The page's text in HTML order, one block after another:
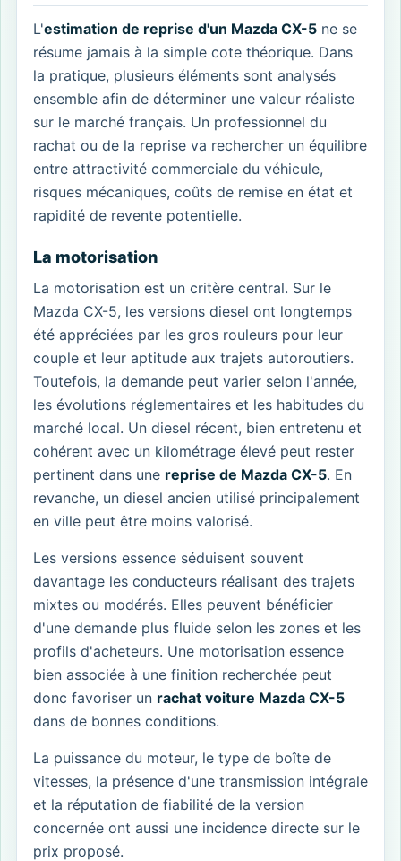
L'estimation de reprise d'un Mazda CX-5 ne se
résume jamais à la simple cote théorique. Dans
la pratique, plusieurs éléments sont analysés
ensemble afin de déterminer une valeur réaliste
sur le marché français. Un professionnel du
rachat ou de la reprise va rechercher un équilibre
entre attractivité commerciale du véhicule,
risques mécaniques, coûts de remise en état et
rapidité de revente potentielle.
La motorisation
La motorisation est un critère central. Sur le
Mazda CX-5, les versions diesel ont longtemps
été appréciées par les gros rouleurs pour leur
couple et leur aptitude aux trajets autoroutiers.
Toutefois, la demande peut varier selon l'année,
les évolutions réglementaires et les habitudes du
marché local. Un diesel récent, bien entretenu et
cohérent avec un kilométrage élevé peut rester
pertinent dans une reprise de Mazda CX-5. En
revanche, un diesel ancien utilisé principalement
en ville peut être moins valorisé.
Les versions essence séduisent souvent
davantage les conducteurs réalisant des trajets
mixtes ou modérés. Elles peuvent bénéficier
d'une demande plus fluide selon les zones et les
profils d'acheteurs. Une motorisation essence
bien associée à une finition recherchée peut
donc favoriser un rachat voiture Mazda CX-5
dans de bonnes conditions.
La puissance du moteur, le type de boîte de
vitesses, la présence d'une transmission intégrale
et la réputation de fiabilité de la version
concernée ont aussi une incidence directe sur le
prix proposé.